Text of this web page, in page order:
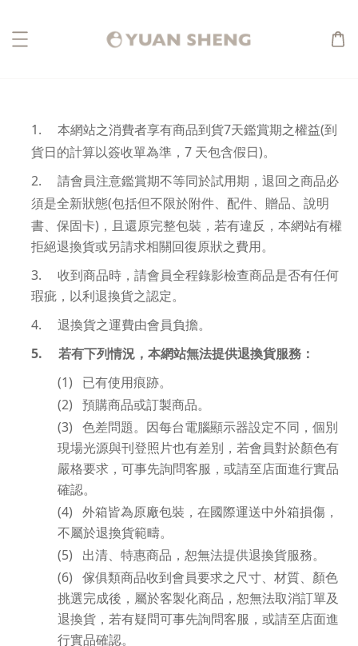
1. 本網站之消費者享有商品到貨7天鑑賞期之權益(到
貨日的計算以簽收單為準， 7 天包含假日 )。
2.
請會員注意鑑賞期不等同於試用期，退回之商品必
須是全新狀態(包括但不限於附件、配件、贈品、說明
書、保固卡) ，且還原完整包裝，若有違反，本網站有權
拒絕退換貨或另請求相關回復原狀之費用。
3.
收到商品時，請會員全程錄影檢查商品是否有任何
瑕疵，以利退換貨之認定。
4. 退換貨之運費由會員負擔。
5.
若有下列情況，本網站無法提供退換貨服務：
(1)
已有使用痕跡。
(2) 預購商品或訂製商品。
(3)
色差問題。因每台電腦顯示器設定不同，個別
現場光源與刊登照片也有差別，若會員對於顏色有
嚴格要求，可事先詢問客服，或請至店面進行實品
確認。
(4)
外箱皆為原廠包裝，在國際運送中外箱損傷，
不屬於退換貨範疇。
(5) 出清、特惠商品，恕無法提供退換貨服務。
(6)
傢俱類商品收到會員要求之尺寸、材質、顏色
挑選完成後，屬於客製化商品，恕無法取消訂單及
退換貨，若有疑問可事先詢問客服，或請至店面進
行實品確認。